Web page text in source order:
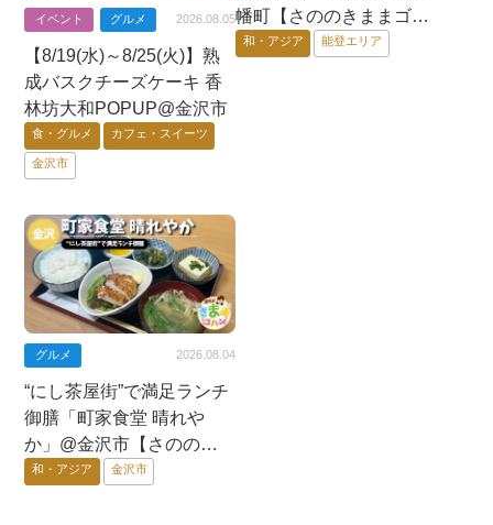
イベント グルメ 2026.08.05
【8/19(水)～8/25(火)】熟
成バスクチーズケーキ 香
林坊大和POPUP@金沢市
食・グルメ カフェ・スイーツ
金沢市
幡町【さののきままゴハ
ン】
和・アジア 能登エリア
グルメ 2026.08.04
“にし茶屋街”で満足ランチ
御膳「町家食堂 晴れや
か」@金沢市【さののき
ままゴハン】
和・アジア 金沢市